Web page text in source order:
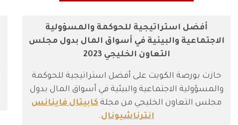
أفضل استراتيجية للحوكمة والمسؤولية
الاجتماعية والبيئية في أسواق المال بدول مجلس
التعاون الخليجي 2023
حازت بورصة الكويت على أفضل استراتيجية للحوكمة
والمسؤولية الاجتماعية والبيئية في أسواق المال بدول
مجلس التعاون الخليجي من مجلة كابيتال فاينانس
انترناشيونال.